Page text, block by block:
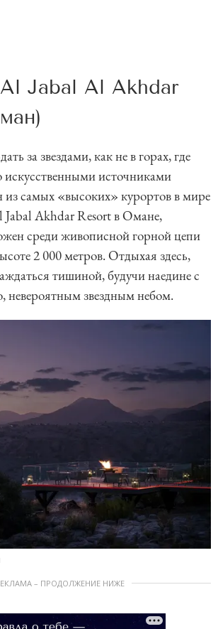
Jabal Al Akhdar
за звездами, как не в горах, где
искусственными источниками
самых «высоких» курортов в мире
Jabal Akhdar Resort в Омане,
среди живописной горной цепи
2 000 метров. Отдыхая здесь,
тишиной, будучи наедине с
невероятным звездным небом.
– ПРОДОЛЖЕНИЕ НИЖЕ